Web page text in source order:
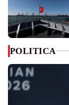
POLITICA